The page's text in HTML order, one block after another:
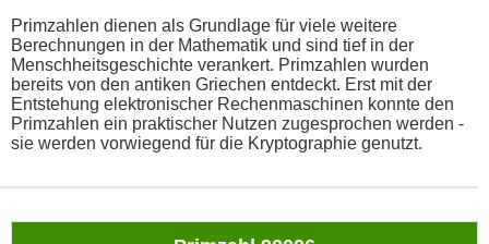
Primzahlen dienen als Grundlage für viele weitere
Berechnungen in der Mathematik und sind tief in der
Menschheitsgeschichte verankert. Primzahlen wurden
bereits von den antiken Griechen entdeckt. Erst mit der
Entstehung elektronischer Rechenmaschinen konnte den
Primzahlen ein praktischer Nutzen zugesprochen werden -
sie werden vorwiegend für die Kryptographie genutzt.